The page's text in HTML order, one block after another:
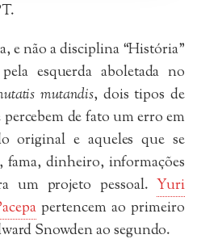
e não a disciplina “História”
esquerda aboletada no
mutandis, dois tipos de
percebem de fato um erro em
original e aqueles que se
fama, dinheiro, informações
um projeto pessoal.Yuri
pertencem ao primeiro
Snowden ao segundo.